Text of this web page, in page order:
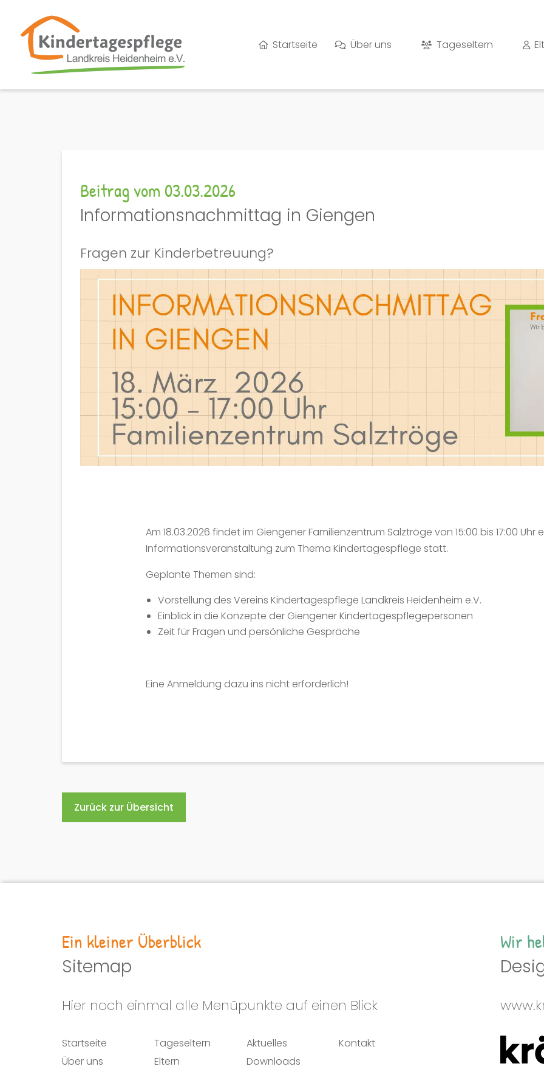
Startseite Über uns Tageseltern
Beitrag vom 03.03.2026
Informationsnachmittag in Giengen
Fragen zur Kinderbetreuung?
Am 18.03.2026 findet im Giengener Familienzentrum Salztröge von 15:00 bis 17:00 Uhr
Informationsveranstaltung zum Thema Kindertagespflege statt.
Geplante Themen sind:
Vorstellung des Vereins Kindertagespflege Landkreis Heidenheim e.V.
Einblick in die Konzepte der Giengener Kindertagespflegepersonen
Zeit für Fragen und persönliche Gespräche
Eine Anmeldung dazu ins nicht erforderlich!
Zurück zur Übersicht
Ein kleiner Überblick
Sitemap
Hier noch einmal alle Menüpunkte auf einen Blick
Startseite Tageseltern Aktuelles
Kontakt
Über uns
Eltern Downloads
Wir